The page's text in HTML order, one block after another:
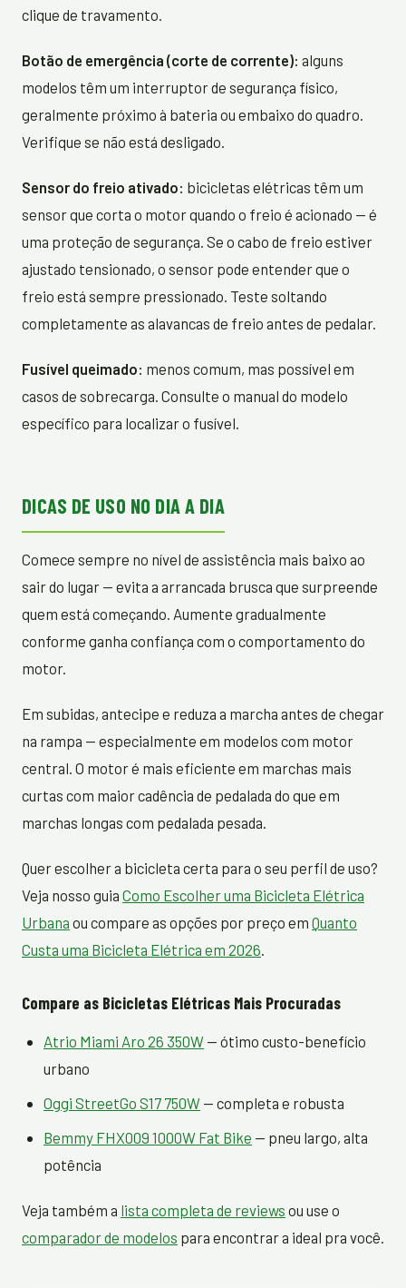
clique de travamento.
Botão de emergência (corte de corrente): alguns
modelos têm um interruptor de segurança físico,
geralmente próximo à bateria ou embaixo do quadro.
Verifique se não está desligado.
Sensor do freio ativado: bicicletas elétricas têm um
sensor que corta o motor quando o freio é acionado — é
uma proteção de segurança. Se o cabo de freio estiver
ajustado tensionado, o sensor pode entender que o
freio está sempre pressionado. Teste soltando
completamente as alavancas de freio antes de pedalar.
Fusível queimado: menos comum, mas possível em
casos de sobrecarga. Consulte o manual do modelo
específico para localizar o fusível.
DICAS DE USO NO DIA A DIA
Comece sempre no nível de assistência mais baixo ao
sair do lugar — evita a arrancada brusca que surpreende
quem está começando. Aumente gradualmente
conforme ganha confiança com o comportamento do
motor.
Em subidas, antecipe e reduza a marcha antes de chegar
na rampa — especialmente em modelos com motor
central. O motor é mais eficiente em marchas mais
curtas com maior cadência de pedalada do que em
marchas longas com pedalada pesada.
Quer escolher a bicicleta certa para o seu perfil de uso?
Veja nosso guia Como Escolher uma Bicicleta Elétrica
Urbana ou compare as opções por preço em Quanto
Custa uma Bicicleta Elétrica em 2026.
Compare as Bicicletas Elétricas Mais Procuradas
Atrio Miami Aro 26 350W — ótimo custo-benefício
urbano
Oggi StreetGo S17 750W — completa e robusta
Bemmy FHX009 1000W Fat Bike — pneu largo, alta
potência
Veja também a lista completa de reviews ou use o
comparador de modelos para encontrar a ideal pra você.